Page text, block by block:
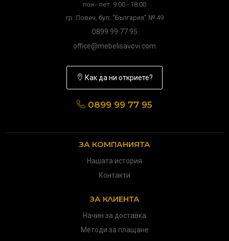
пон - пет: 9:00 - 18:00
гр. Ловеч, бул. "България" № 49
0899 99 77 95
office@mebelisavovi.com
Как да ни откриете?
0899 99 77 95
ЗА КОМПАНИЯТА
Нашата история
Контакти
ЗА КЛИЕНТА
Начин за доставка
Методи за плащане